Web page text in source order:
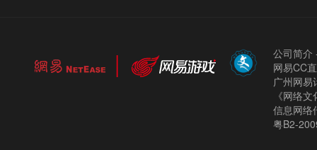
公司简介
网易CC
广州网
《网络
信息网络
粤B2-